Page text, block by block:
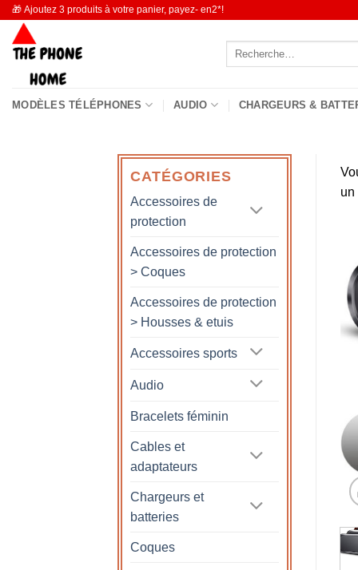
Passer
contenu
🎁 Ajoutez 3 produits à votre panier, payez- en2*!
Recherche
MODÈLES TÉLÉPHONES AUDIO CHARGEURS &
CATÉGORIES
Accessoires de
protection
Accessoires de protection
> Coques
Accessoires de protection
> Housses & etuis
Accessoires sports
Audio
Bracelets féminin
Cables et
adaptateurs
Chargeurs et
batteries
Coques